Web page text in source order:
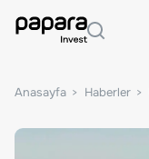
Anasayfa Haberler